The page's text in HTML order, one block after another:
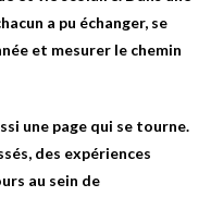
a pu échanger, se
et mesurer le chemin
une page qui se tourne.
des expériences
au sein de